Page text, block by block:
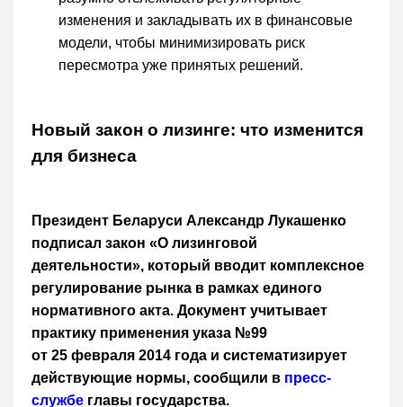
изменения и закладывать их в финансовые
модели, чтобы минимизировать риск
пересмотра уже принятых решений.
Новый закон о лизинге: что изменится
для бизнеса
Президент Беларуси Александр Лукашенко
подписал закон «О лизинговой
деятельности», который вводит комплексное
регулирование рынка в рамках единого
нормативного акта. Документ учитывает
практику применения указа №99
от 25 февраля 2014 года и систематизирует
действующие нормы, сообщили в пресс-
службе главы государства.